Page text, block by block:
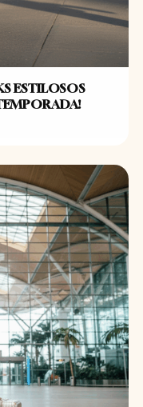
ESTILOSOS